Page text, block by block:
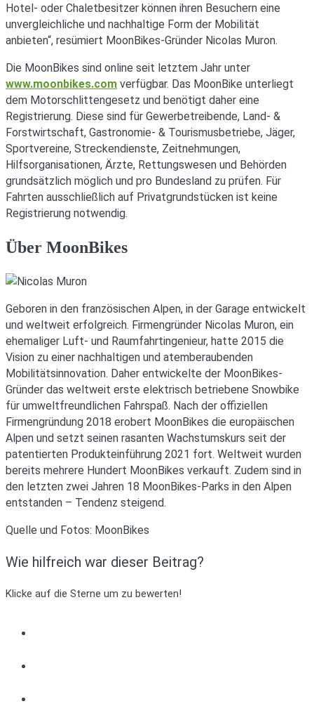
Hotel- oder Chaletbesitzer können ihren Besuchern eine
unvergleichliche und nachhaltige Form der Mobilität
anbieten“, resümiert MoonBikes-Gründer Nicolas Muron.
Die MoonBikes sind online seit letztem Jahr unter
www.moonbikes.com verfügbar. Das MoonBike unterliegt
dem Motorschlittengesetz und benötigt daher eine
Registrierung. Diese sind für Gewerbetreibende, Land- &
Forstwirtschaft, Gastronomie- & Tourismusbetriebe, Jäger,
Sportvereine, Streckendienste, Zeitnehmungen,
Hilfsorganisationen, Ärzte, Rettungswesen und Behörden
grundsätzlich möglich und pro Bundesland zu prüfen. Für
Fahrten ausschließlich auf Privatgrundstücken ist keine
Registrierung notwendig.
Über MoonBikes
Geboren in den französischen Alpen, in der Garage entwickelt
und weltweit erfolgreich. Firmengründer Nicolas Muron, ein
ehemaliger Luft- und Raumfahrtingenieur, hatte 2015 die
Vision zu einer nachhaltigen und atemberaubenden
Mobilitätsinnovation. Daher entwickelte der MoonBikes-
Gründer das weltweit erste elektrisch betriebene Snowbike
für umweltfreundlichen Fahrspaß. Nach der offiziellen
Firmengründung 2018 erobert MoonBikes die europäischen
Alpen und setzt seinen rasanten Wachstumskurs seit der
patentierten Produkteinführung 2021 fort. Weltweit wurden
bereits mehrere Hundert MoonBikes verkauft. Zudem sind in
den letzten zwei Jahren 18 MoonBikes-Parks in den Alpen
entstanden – Tendenz steigend.
Quelle und Fotos: MoonBikes
Wie hilfreich war dieser Beitrag?
Klicke auf die Sterne um zu bewerten!